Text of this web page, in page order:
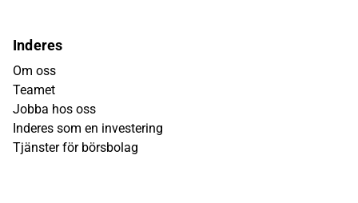
Inderes
Om oss
Teamet
Jobba hos oss
Inderes som en investering
Tjänster för börsbolag